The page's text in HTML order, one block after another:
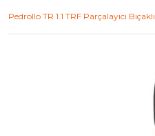
Pedrollo TR 1.1 TRF Parçalayıcı